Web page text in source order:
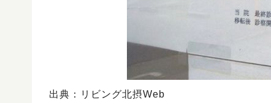
出典：リビング北摂Web